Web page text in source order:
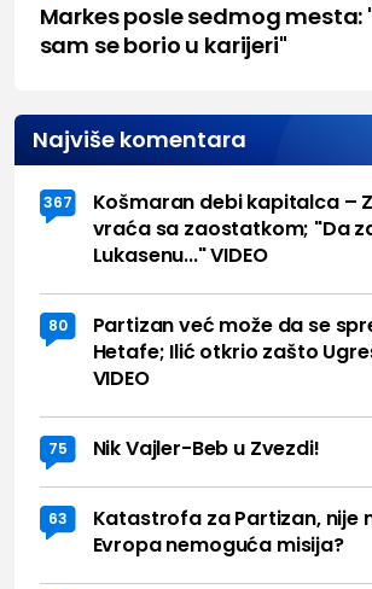
Markes posle sedmog mesta:
sam se borio u karijeri"
Najviše komentara
367
Košmaran debi kapitalca –
vraća sa zaostatkom; "Da
Lukasenu..." VIDEO
80
Partizan već može da se
Hetafe; Ilić otkrio zašto
VIDEO
75 Nik Vajler-Beb u Zvezdi!
63
Katastrofa za Partizan, nije
Evropa nemoguća misija?